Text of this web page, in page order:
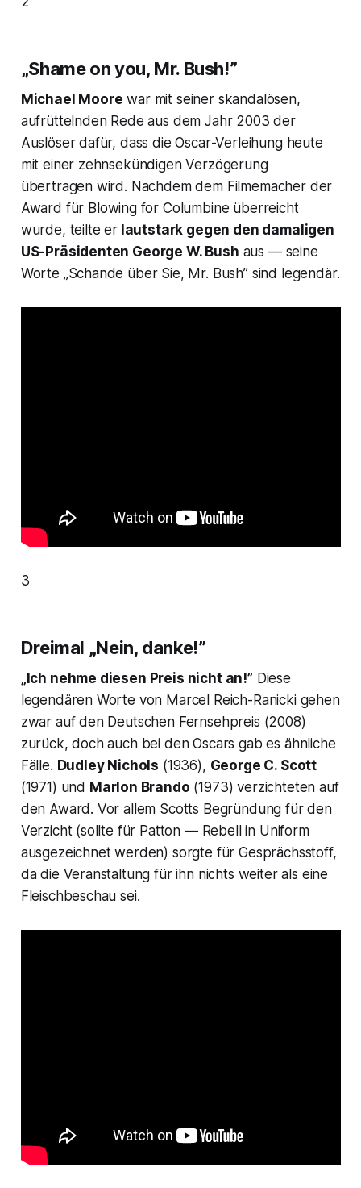
„Shame on you, Mr. Bush!”
Michael Moore war mit seiner skandalösen,
aufrüttelnden Rede aus dem Jahr 2003 der
Auslöser dafür, dass dieOscar-Verleihung heute
mit einer zehnsekündigen Verzögerung
übertragen wird. Nachdem dem Filmemacher der
Award für Blowing for Columbine überreicht
wurde, teilte erlautstark gegen den damaligen
US-Präsidenten George W. Bush aus — seine
Worte „Schande über Sie, Mr. Bush” sind legendär.
3
Dreimal „Nein, danke!”
„Ich nehme diesen Preis nicht an!” Diese
legendären Worte von Marcel Reich-Ranicki gehen
zwar auf den Deutschen Fernsehpreis (2008)
zurück, doch auch bei den Oscars gab es ähnliche
Fälle. Dudley Nichols (1936), George C. Scott
(1971) und Marlon Brando (1973) verzichteten auf
den Award. Vor allem Scotts Begründung für den
Verzicht (sollte für Patton — Rebell in Uniform
ausgezeichnet werden) sorgte für Gesprächsstoff,
da die Veranstaltung für ihn nichts weiter als eine
Fleischbeschau sei.